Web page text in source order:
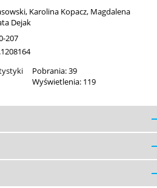
, Karolina Kopacz, Magdalena
Dejak
207
Pobrania: 39
Wyświetlenia: 119